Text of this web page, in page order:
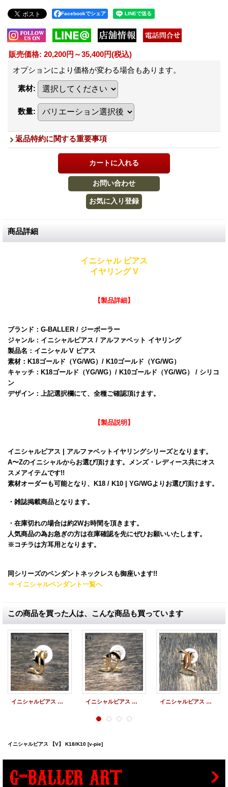
Facebookでシェア
販売価格: 20,200円～35,400円(税込)
オプションにより価格が変わる場合もあります。
素材:
数量:
返品特約に関する重要事項
商品詳細
イニシャル ピアス
イヤリング V
【製品詳細】
ブランド：G-BALLER / ジーボーラー
ジャンル：イニシャルピアス / アルファベット イヤリング
製品名：イニシャル V ピアス
素材：K18ゴールド（YG/WG）/ K10ゴールド（YG/WG）
キャッチ：K18ゴールド（YG/WG）/ K10ゴールド（YG/WG） / シリコ
ン
デザイン：上記選択欄にて、全種ご確認頂けます。
【製品説明】
イニシャルピアス | アルファベットイヤリングシリーズとなります。
A〜Zのイニシャルからお選び頂けます。メンズ・レディース共にオス
スメアイテムです!!
素材オーダーも可能となり、K18 / K10 | YG/WGよりお選び頂けます。
・雑誌掲載商品となります。
・在庫切れの場合は約2Wお時間を頂きます。
人気商品の為お急ぎの方は在庫確認を先にぜひお願いいたします。
※コチラは方耳用となります。
同シリーズのペンダントネックレスも御座います!!
⇒ イニシャルペンダント一覧へ
この商品を買った人は、こんな商品も買っています
イニシャルピアス 【I】 K18/K10 イニシャルピアス 【N】 K18/K10 イニシャルピアス 【L】 K18/K10
イニシャルピアス 【V】 K18/K10 [v-pie]